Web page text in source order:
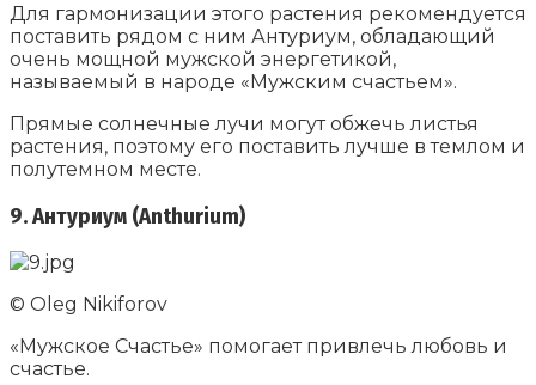
Для гармонизации этого растения рекомендуется
поставить рядом с ним Антуриум, обладающий
очень мощной мужской энергетикой,
называемый в народе «Мужским счастьем».
Прямые солнечные лучи могут обжечь листья
растения, поэтому его поставить лучше в темлом и
полутемном месте.
9. Антуриум (Anthurium)
© Oleg Nikiforov
«Мужское Счастье» помогает привлечь любовь и
счастье.